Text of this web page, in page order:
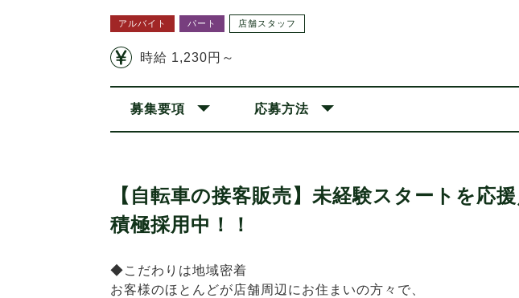
アルバイト パート 店舗スタッフ
時給 1,230円～
募集要項 応募方法
【自転車の接客販売】未経験スタートを応
積極採用中！！
◆こだわりは地域密着
お客様のほとんどが店舗周辺にお住まいの方々で、